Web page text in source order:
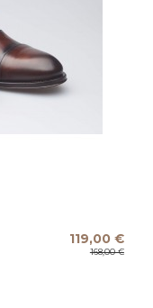
119,00 €
168,00 €